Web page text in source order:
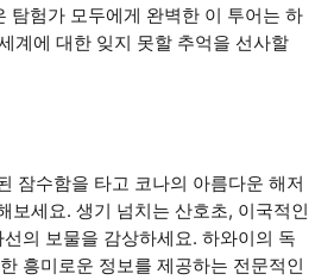
탐험가 모두에게 완벽한 이 투어는 하
계에 대한 잊지 못할 추억을 선사할
잠수함을 타고 코나의 아름다운 해저
보세요. 생기 넘치는 산호초, 이국적인
의 보물을 감상하세요. 하와이의 독
흥미로운 정보를 제공하는 전문적인